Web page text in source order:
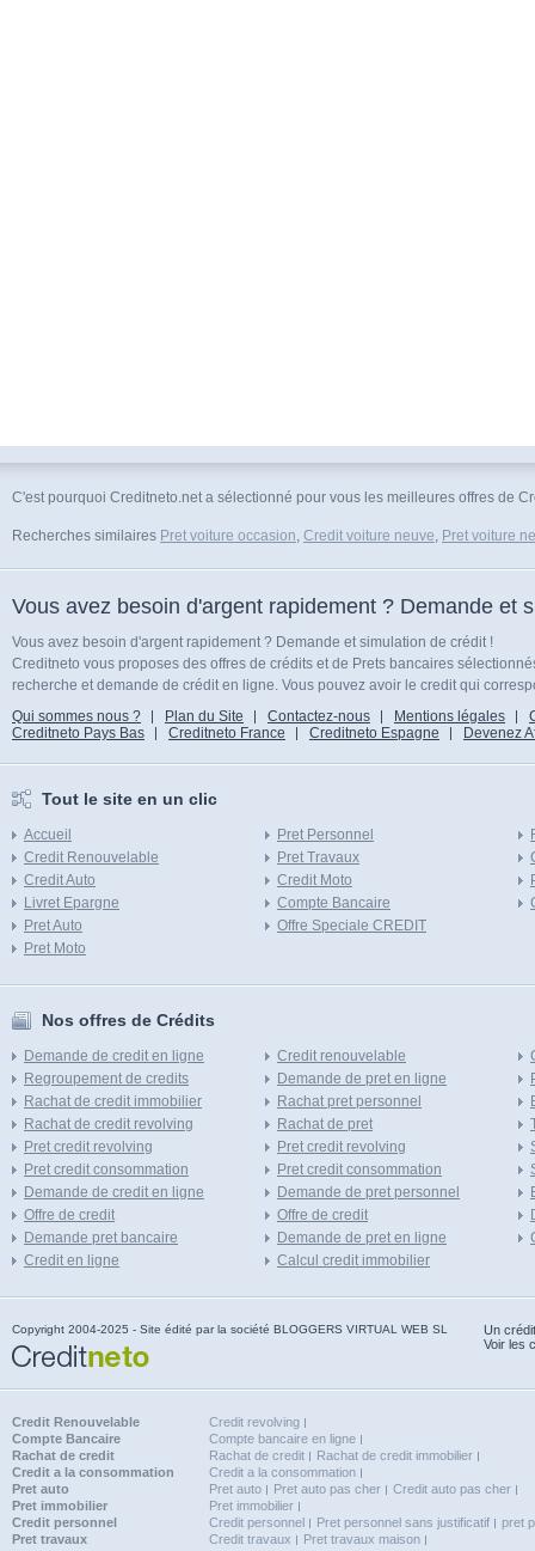
C'est pourquoi Creditneto.net a sélectionné pour vous les meilleures offres de
Recherches similaires Pret voiture occasion, Credit voiture neuve, Pret voiture
Vous avez besoin d'argent rapidement ? Demande et
Vous avez besoin d'argent rapidement ? Demande et simulation de crédit !
Creditneto vous proposes des offres de crédits et de Prets bancaires
recherche et demande de crédit en ligne. Vous pouvez avoir le credit qui
Qui sommes nous ?
Plan du Site Contactez-nous Mentions légales
Creditneto Pays Bas
Creditneto France Creditneto Espagne Devenez
Tout le site en un clic
Accueil
Credit Renouvelable
Credit Auto
Livret Epargne
Pret Auto
Pret Moto
Pret Personnel
Pret Travaux
Credit Moto
Compte Bancaire
Offre Speciale CREDIT
Nos offres de Crédits
Demande de credit en ligne
Regroupement de credits
Rachat de credit immobilier
Rachat de credit revolving
Pret credit revolving
Pret credit consommation
Demande de credit en ligne
Offre de credit
Demande pret bancaire
Credit en ligne
Credit renouvelable
Demande de pret en ligne
Rachat pret personnel
Rachat de pret
Pret credit revolving
Pret credit consommation
Demande de pret personnel
Offre de credit
Demande de pret en ligne
Calcul credit immobilier
Copyright 2004-2025 - Site édité par la société BLOGGERS VIRTUAL WEB SL
Un
Voir les
Credit Renouvelable
Credit revolving
Compte Bancaire
Compte bancaire en ligne
Rachat de credit
Rachat de credit
Rachat de credit immobilier
Credit a la consommation
Credit a la consommation
Pret auto
Pret auto Pret auto pas cher
Credit auto pas cher
Pret immobilier
Pret immobilier
Credit personnel
Credit personnel Pret personnel sans justificatif
pret
Pret travaux
Credit travaux
Pret travaux maison